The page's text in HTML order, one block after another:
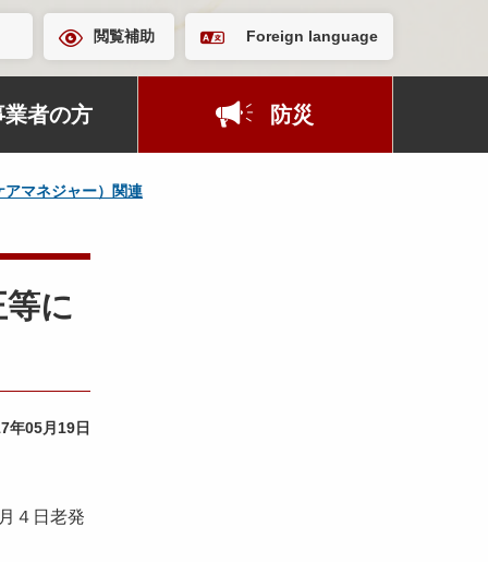
閲覧補助 Foreign language
業者の方 防災
マネジャー）関連
に
年05月19日
４日老発